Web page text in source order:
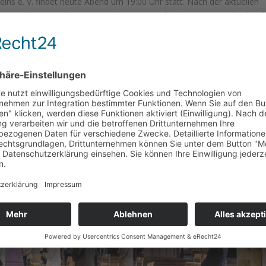
mit der 2G – Regelung ( geimpft oder genesen)